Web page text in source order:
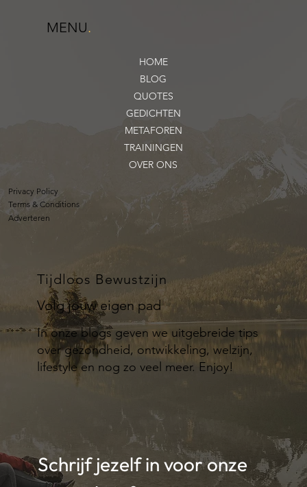
MENU.
HOME
BLOG
QUOTES
GEDICHTEN
METAFOREN
TRAININGEN
OVER ONS
Privacy Policy
Terms & Conditions
Adverteren
Tijdloos Bewustzijn
Volg jouw eigen pad
In onze blogs geven we uitgebreide tips
over gezondheid, ontwikkeling, welzijn,
lifestyle en nog zo veel meer. Enjoy!
Schrijf jezelf in voor onze